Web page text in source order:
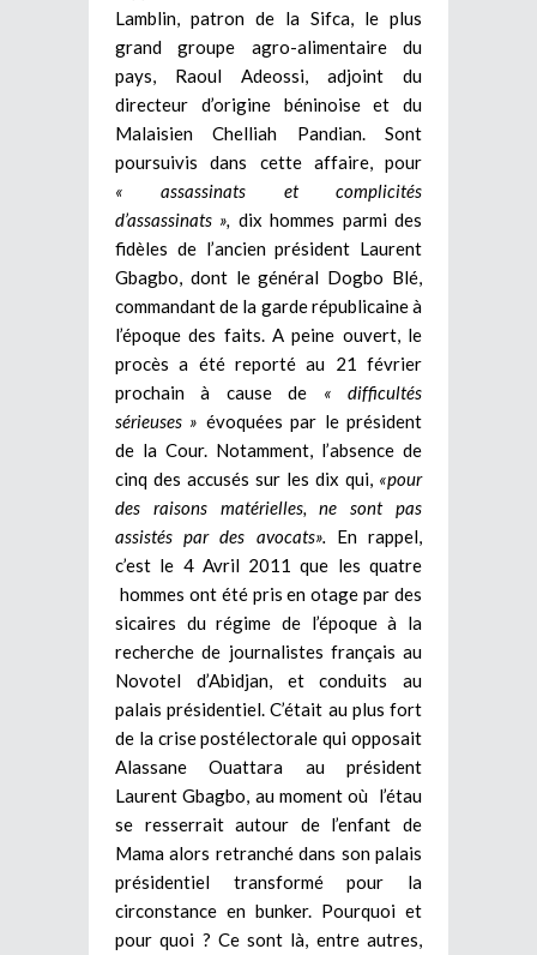
Lamblin, patron de la Sifca, le plus
grand groupe agro-alimentaire du
pays, Raoul Adeossi, adjoint du
directeur d’origine béninoise et du
Malaisien Chelliah Pandian. Sont
poursuivis dans cette affaire, pour
« assassinats et complicités
d’assassinats », dix hommes parmi des
fidèles de l’ancien président Laurent
Gbagbo, dont le général Dogbo Blé,
commandant de la garde républicaine à
l’époque des faits. A peine ouvert, le
procès a été reporté au 21 février
prochain à cause de « difficultés
sérieuses » évoquées par le président
de la Cour. Notamment, l’absence de
cinq des accusés sur les dix qui, «pour
des raisons matérielles, ne sont pas
assistés par des avocats». En rappel,
c’est le 4 Avril 2011 que les quatre
hommes ont été pris en otage par des
sicaires du régime de l’époque à la
recherche de journalistes français au
Novotel d’Abidjan, et conduits au
palais présidentiel. C’était au plus fort
de la crise postélectorale qui opposait
Alassane Ouattara au président
Laurent Gbagbo, au moment où l’étau
se resserrait autour de l’enfant de
Mama alors retranché dans son palais
présidentiel transformé pour la
circonstance en bunker. Pourquoi et
pour quoi ? Ce sont là, entre autres,